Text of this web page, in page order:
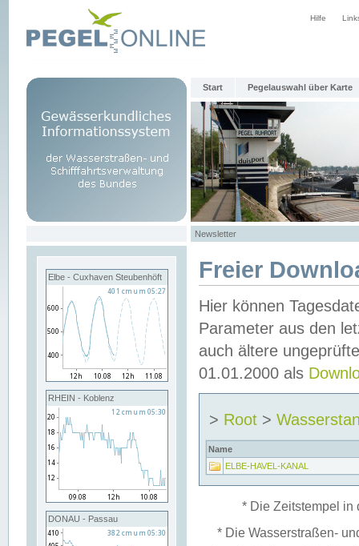
Hilfe
Start Pegelauswahl über Karte
Newsletter
Elbe - Cuxhaven Steubenhöft
RHEIN - Koblenz
DONAU - Passau
Freier
Hier können
Parameter aus den
auch ältere
01.01.2000 als
> Root >
Name
ELBE-HAVEL-KANAL
* Die Zeitstempel in
* Die Wasserstraßen-